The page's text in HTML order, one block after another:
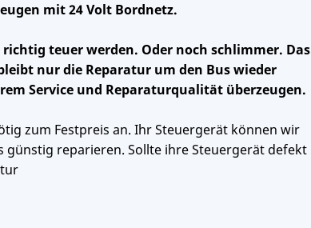
mit 24 Volt Bordnetz.
teuer werden. Oder noch schlimmer. Das
nur die Reparatur um den Bus wieder
Service und Reparaturqualität überzeugen.
zum Festpreis an. Ihr Steuergerät können wir
reparieren. Sollte ihre Steuergerät defekt